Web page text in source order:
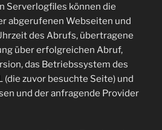
Serverlogfiles können die
abgerufenen Webseiten und
des Abrufs, übertragene
über erfolgreichen Abruf,
das Betriebssystem des
(die zuvor besuchte Seite) und
und der anfragende Provider